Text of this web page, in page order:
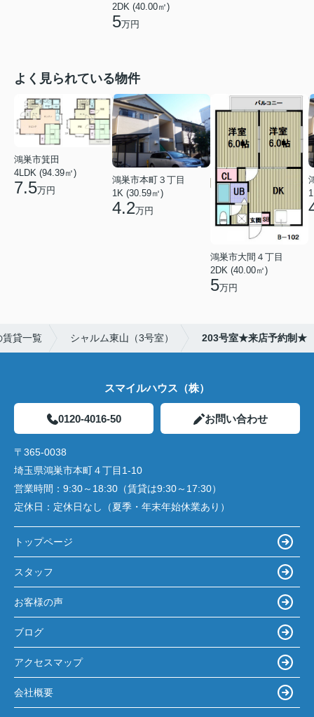
2DK (40.00㎡)
5万円
よく見られている物件
鴻巣市箕田
4LDK (94.39㎡)
7.5万円
鴻巣市本町３丁目
1K (30.59㎡)
4.2万円
鴻巣市大間４丁目
2DK (40.00㎡)
5万円
賃貸一覧 シャルム東山（3号室） 203号室★来店予約制★
スマイルハウス（株）
0120-4016-50 お問い合わせ
〒365-0038
埼玉県鴻巣市本町４丁目1-10
営業時間： 9:30～18:30（賃貸は9:30～17:30）
定休日： 定休日なし（夏季・年末年始休業あり）
トップページ
スタッフ
お客様の声
ブログ
アクセスマップ
会社概要